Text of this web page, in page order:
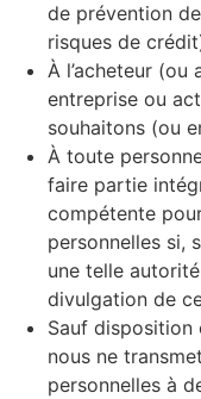
de prévention
risques de
À l’acheteur
entreprise ou
souhaitons (ou
À toute
faire partie
compétente
personnelles si,
une telle
divulgation de
Sauf disposition
nous ne
personnelles à